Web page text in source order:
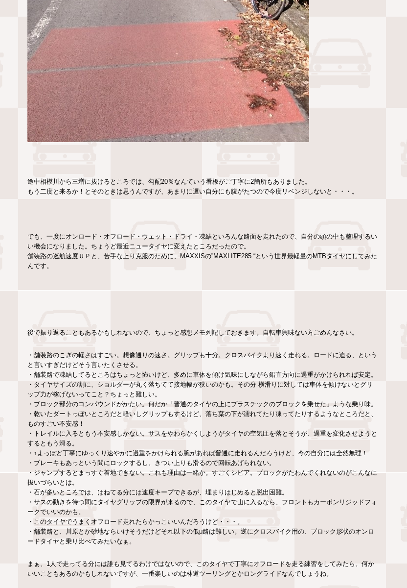
途中相模川から三増に抜けるところでは、勾配20％なんていう看板がご丁寧に2箇所もありました。
もう二度と来るか！とそのときは思うんですが、あまりに遅い自分にも腹がたつので今度リベンジしないと・・・。
でも、一度にオンロード・オフロード・ウェット・ドライ・凍結といろんな路面を走れたので、自分の頭の中も整理するい
い機会になりました。ちょうど最近ニュータイヤに変えたところだったので。
舗装路の巡航速度ＵＰと、苦手な上り克服のために、MAXXISの”MAXLITE285 “という世界最軽量のMTBタイヤにしてみた
んです。
後で振り返ることもあるかもしれないので、ちょっと感想メモ列記しておきます。自転車興味ない方ごめんなさい。
・舗装路のこぎの軽さはすごい。想像通りの速さ。グリップも十分。クロスバイクより速く走れる。ロードに迫る、という
と言いすぎだけどそう言いたくさせる。
・舗装路で凍結してるところはちょっと怖いけど、多めに車体を傾け気味にしながら鉛直方向に過重がかけられれば安定。
・タイヤサイズの割に、ショルダーが丸く落ちてて接地幅が狭いのかも。その分 横滑りに対しては車体を傾けないとグリ
ップ力が稼げないってこと？ちょっと難しい。
・ブロック部分のコンパウンドがかたい。何だか「普通のタイヤの上にプラスチックのブロックを乗せた」ような乗り味。
・乾いたダートっぽいところだと軽いしグリップもするけど、落ち葉の下が濡れてたり凍ってたりするようなところだと、
ものすごい不安感！
・トレイルに入るともう不安感しかない。サスをやわらかくしようがタイヤの空気圧を落とそうが、過重を変化させようと
するともう滑る。
・↑よっぽど丁寧にゆっくり速やかに過重をかけられる腕があれば普通に走れるんだろうけど、今の自分には全然無理！
・ブレーキもあっという間にロックするし、きつい上りも滑るので回転あげられない。
・ジャンプするとまっすぐ着地できない。これも理由は一緒か。すごくシビア。ブロックがたわんでくれないのがこんなに
扱いづらいとは。
・石が多いところでは、はねてる分には速度キープできるが、埋まりはじめると脱出困難。
・サスの動きを待つ間にタイヤグリップの限界が来るので、このタイヤで山に入るなら、フロントもカーボンリジッドフォ
ークでいいのかも。
・このタイヤでうまくオフロード走れたらかっこいいんだろうけど・・・。
・舗装路と、川原とか砂地ならいけそうだけどそれ以下の低μ路は難しい。逆にクロスバイク用の、ブロック形状のオンロ
ードタイヤと乗り比べてみたいなぁ。
まぁ、1人で走ってる分には誰も見てるわけではないので、このタイヤで丁寧にオフロードを走る練習をしてみたら、何か
いいこともあるのかもしれないですが、一番楽しいのは林道ツーリングとかロングライドなんでしょうね。